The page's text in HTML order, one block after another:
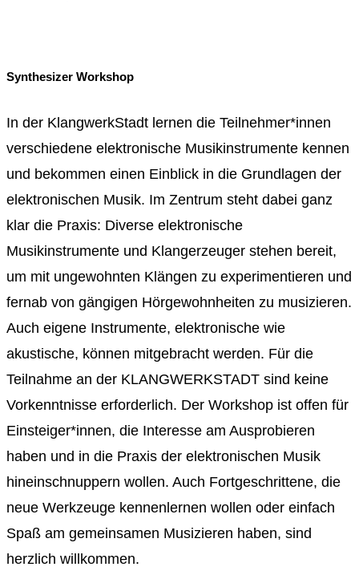
Synthesizer Workshop
In der KlangwerkStadt lernen die Teilnehmer*innen
verschiedene elektronische Musikinstrumente kennen
und bekommen einen Einblick in die Grundlagen der
elektronischen Musik. Im Zentrum steht dabei ganz
klar die Praxis: Diverse elektronische
Musikinstrumente und Klangerzeuger stehen bereit,
um mit ungewohnten Klängen zu experimentieren und
fernab von gängigen Hörgewohnheiten zu musizieren.
Auch eigene Instrumente, elektronische wie
akustische, können mitgebracht werden. Für die
Teilnahme an der KLANGWERKSTADT sind keine
Vorkenntnisse erforderlich. Der Workshop ist offen für
Einsteiger*innen, die Interesse am Ausprobieren
haben und in die Praxis der elektronischen Musik
hineinschnuppern wollen. Auch Fortgeschrittene, die
neue Werkzeuge kennenlernen wollen oder einfach
Spaß am gemeinsamen Musizieren haben, sind
herzlich willkommen.